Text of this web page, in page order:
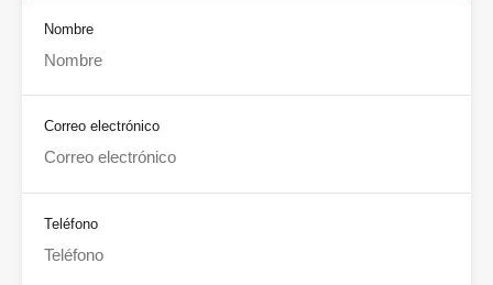
Nombre
Correo electrónico
Teléfono